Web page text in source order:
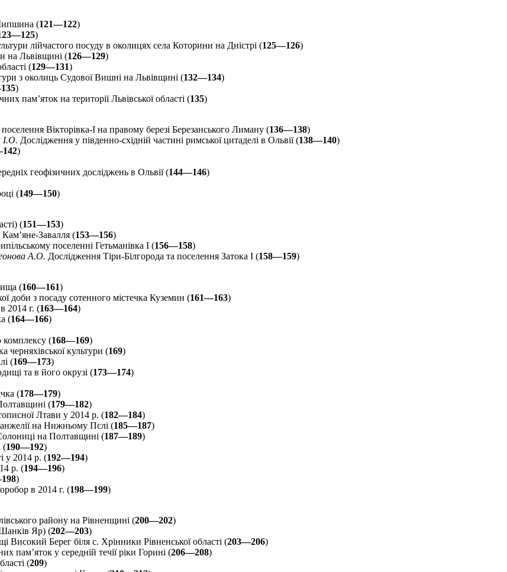
(121—122)
)
лійчастого посуду в околицях села Которини на Дністрі (125—126)
на Львівщині (126—129)
(129—131)
з околиць Судової Вишні на Львівщині (132—134)
)
пам’яток на території Львівської області (135)
Вікторівка-I на правому березі Березанського Лиману (136—138)
І.О. Дослідження у південно-східній частині римської цитаделі в Ольвії (138—140)
)
геофізичних досліджень в Ольвії (144—146)
(149—150)
(151—153)
Кам’яне-Завалля (153—156)
поселенні Гетьманівка I (156—158)
А.О. Дослідження Тіри-Білгорода та поселення Затока I (158—159)
(160—161)
доби з посаду сотенного містечка Куземин (161—163)
2014 г. (163—164)
(164—166)
комплексу (168—169)
культури (169)
(169—173)
та в його окрузі (173—174)
(178—179)
(179—182)
Лтави у 2014 р. (182—184)
на Нижньому Пслі (185—187)
на Полтавщині (187—189)
(190—192)
у 2014 р. (192—194)
р. (194—196)
)
в 2014 г. (198—199)
району на Рівненщині (200—202)
Яр) (202—203)
Високий Берег біля с. Хрінники Рівненської області (203—206)
пам’яток у середній течії ріки Горині (206—208)
(209)